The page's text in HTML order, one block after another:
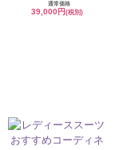
通常価格
39,000円 (税別)